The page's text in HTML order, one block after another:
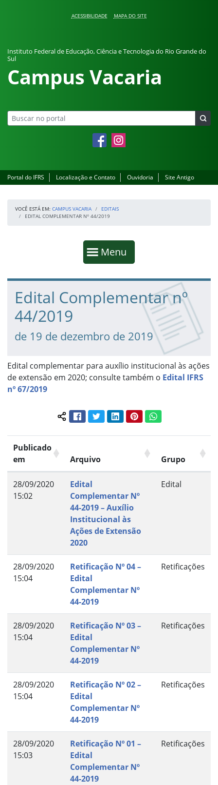
ACESSIBILIDADE MAPA DO SITE
Instituto Federal de Educação, Ciência e Tecnologia do Rio Grande do
Sul
Campus Vacaria
FacebookInstagram
Portal do IFRS Localização e Contato Ouvidoria Site Antigo
VOCÊ ESTÁ EM: CAMPUS VACARIA
EDITAIS
EDITAL COMPLEMENTAR Nº 44/2019
Mostrar
Menu
Fim da navegação
Início do conteúdo
Edital Complementar nº
44/2019
de 19 de dezembro de 2019
Edital complementar para auxílio institucional às ações
de extensão em 2020; consulte também o Edital IFRS
nº 67/2019
Compartilhar conteúdo:
FacebookTwitterLinkedInPinterestWhatsApp
Publicado
em
Arquivo Grupo
28/09/2020
15:02
Edital
Complementar Nº
44-2019 – Auxílio
Institucional às
Ações de Extensão
2020
Edital
28/09/2020
15:04
Retificação Nº 04 –
Edital
Complementar Nº
44-2019
Retificações
28/09/2020
15:04
Retificação Nº 03 –
Edital
Complementar Nº
44-2019
Retificações
28/09/2020
15:04
Retificação Nº 02 –
Edital
Complementar Nº
44-2019
Retificações
28/09/2020
15:03
Retificação Nº 01 –
Edital
Complementar Nº
44-2019
Retificações